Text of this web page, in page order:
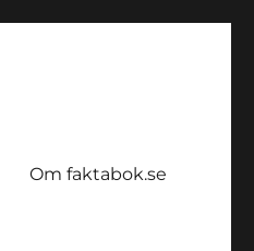
Om faktabok.se